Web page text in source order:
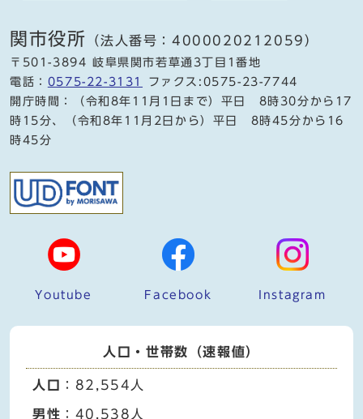
関市役所 （法人番号：4000020212059）
〒501-3894 岐阜県関市若草通3丁目1番地
電話： 0575-22-3131
ファクス:0575-23-7744
開庁時間：（令和8年11月1日まで）平日 8時30分から17
時15分、（令和8年11月2日から）平日 8時45分から16
時45分
Youtube Facebook Instagram
人口・世帯数（速報値）
人口 ：82,554人
男性 ：40,538人